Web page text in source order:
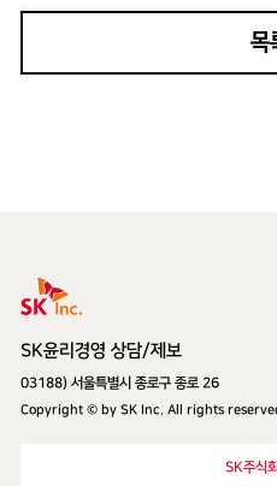
목
SK주식회사
SK윤리경영 상담/제보
03188) 서울특별시 종로구 종로 26
Copyright © by SK Inc. All rights
SK주식